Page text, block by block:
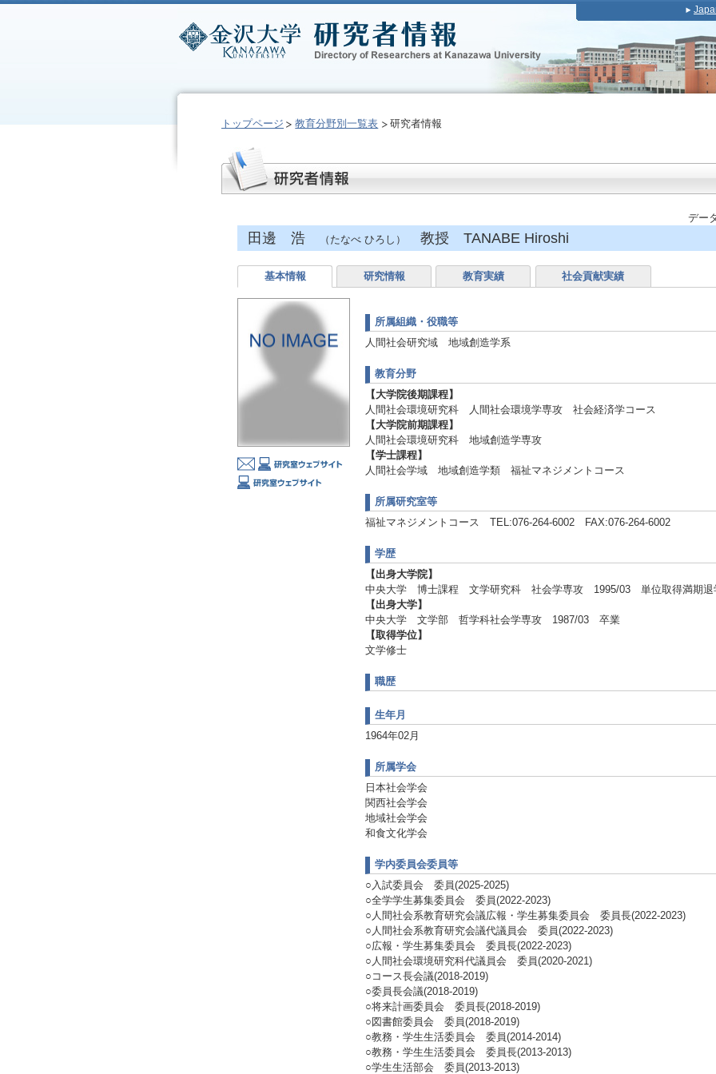
トップページ 教育分野別一覧表 研究者情報
デー
田邊 浩 （たなべ ひろし） 教授 TANABE Hiroshi
基本情報 研究情報 教育実績 社会貢献実績
所属組織・役職等
人間社会研究域 地域創造学系
教育分野
【大学院後期課程】
人間社会環境研究科 人間社会環境学専攻 社会経済学コース
【大学院前期課程】
人間社会環境研究科 地域創造学専攻
【学士課程】
人間社会学域 地域創造学類 福祉マネジメントコース
所属研究室等
福祉マネジメントコース TEL:076-264-6002 FAX:076-264-6002
学歴
【出身大学院】
中央大学 博士課程 文学研究科 社会学専攻 1995/03 単位取得満期退
【出身大学】
中央大学 文学部 哲学科社会学専攻 1987/03 卒業
【取得学位】
文学修士
職歴
生年月
1964年02月
所属学会
日本社会学会
関西社会学会
地域社会学会
和食文化学会
学内委員会委員等
○入試委員会 委員(2025-2025)
○全学学生募集委員会 委員(2022-2023)
○人間社会系教育研究会議広報・学生募集委員会 委員長(2022-2023)
○人間社会系教育研究会議代議員会 委員(2022-2023)
○広報・学生募集委員会 委員長(2022-2023)
○人間社会環境研究科代議員会 委員(2020-2021)
○コース長会議(2018-2019)
○委員長会議(2018-2019)
○将来計画委員会 委員長(2018-2019)
○図書館委員会 委員(2018-2019)
○教務・学生生活委員会 委員(2014-2014)
○教務・学生生活委員会 委員長(2013-2013)
○学生生活部会 委員(2013-2013)